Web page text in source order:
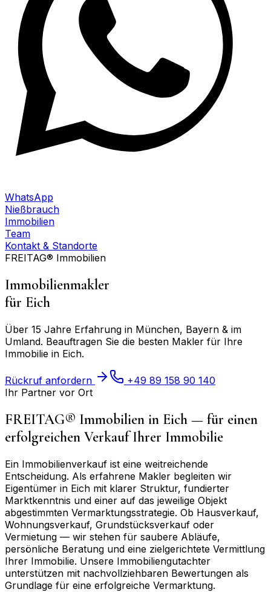
WhatsApp
Nießbrauch
Immobilien
Team
Kontakt & Standorte
FREITAG® Immobilien
Immobilienmakler
für Eich
Über 15 Jahre Erfahrung in München, Bayern & im
Umland. Beauftragen Sie die besten Makler für Ihre
Immobilie in Eich.
Rückruf anfordern
+49 89 158 90 140
Ihr Partner vor Ort
FREITAG® Immobilien in Eich — für einen
erfolgreichen Verkauf Ihrer Immobilie
Ein Immobilienverkauf ist eine weitreichende
Entscheidung. Als erfahrene Makler begleiten wir
Eigentümer in Eich mit klarer Struktur, fundierter
Marktkenntnis und einer auf das jeweilige Objekt
abgestimmten Vermarktungsstrategie. Ob Hausverkauf,
Wohnungsverkauf, Grundstücksverkauf oder
Vermietung — wir stehen für saubere Abläufe,
persönliche Beratung und eine zielgerichtete Vermittlung
Ihrer Immobilie. Unsere Immobiliengutachter
unterstützen mit nachvollziehbaren Bewertungen als
Grundlage für eine erfolgreiche Vermarktung.